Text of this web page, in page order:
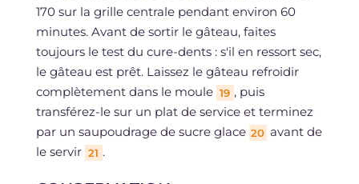
170 sur la grille centrale pendant environ 60
minutes. Avant de sortir le gâteau, faites
toujours le test du cure-dents : s'il en ressort sec,
le gâteau est prêt. Laissez le gâteau refroidir
complètement dans le moule 19 , puis
transférez-le sur un plat de service et terminez
par un saupoudrage de sucre glace 20 avant de
le servir 21 .